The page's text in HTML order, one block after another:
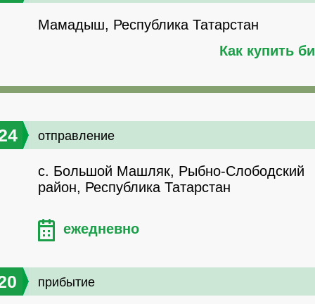
Мамадыш, Республика Татарстан
Как купить
отправление
с. Большой Машляк, Рыбно-Слободский
район, Республика Татарстан
ежедневно
прибытие